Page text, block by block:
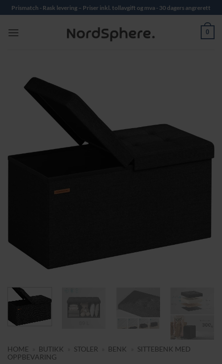
Skip
to
content
Prismatch - Rask levering – Priser inkl. tollavgift og mva - 30 dagers angrerett
0
HOME BUTIKK STOLER BENK
SITTEBENK MED
OPPBEVARING